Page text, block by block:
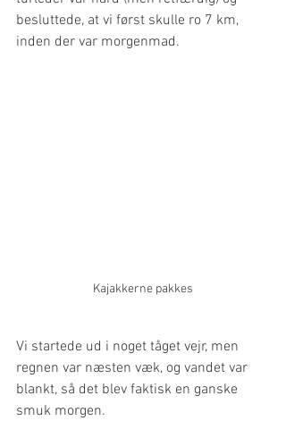
besluttede, at vi først skulle ro 7 km,
inden der var morgenmad.
Kajakkerne pakkes
Vi startede ud i noget tåget vejr, men
regnen var næsten væk, og vandet var
blankt, så det blev faktisk en ganske
smuk morgen.